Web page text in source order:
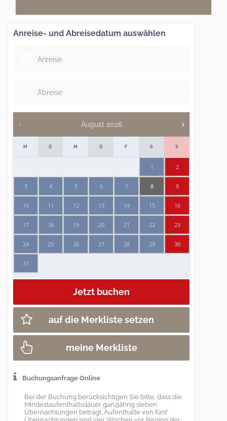
Anreise- und Abreisedatum auswählen
August 2026
M D M D F S S
1 2
3 4 5 6 7 8 9
10 11 12 13 14 15 16
17 18 19 20 21 22 23
24 25 26 27 28 29 30
31
auf die Merkliste setzen
meine Merkliste
Buchungsanfrage Online
Bei der Buchung berücksichtigen Sie bitte, dass die
Mindestaufenthaltsdauer ganzjährig sieben
Übernachtungen beträgt. Aufenthalte von fünf